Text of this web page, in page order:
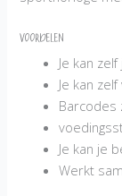
Voordelen
Je kan
Je kan
Barcodes
Je kan je
Werkt